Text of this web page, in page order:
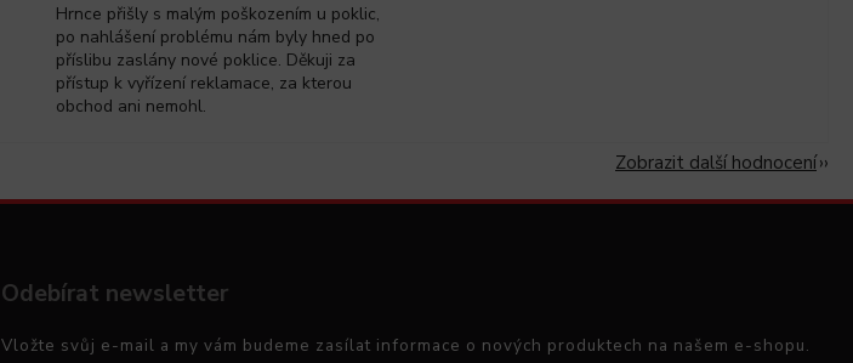
Hrnce přišly s malým poškozením u poklic,
po nahlášení problému nám byly hned po
příslibu zaslány nové poklice. Děkuji za
přístup k vyřízení reklamace, za kterou
obchod ani nemohl.
Zobrazit další hodnocení
Odebírat newsletter
Vložte svůj e-mail a my vám budeme zasílat informace o nových produktech na našem e-shopu.